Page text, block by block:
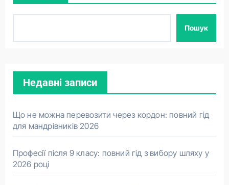
Пошук
Недавні записи
Що не можна перевозити через кордон: повний гід
для мандрівників 2026
Професії після 9 класу: повний гід з вибору шляху у
2026 році